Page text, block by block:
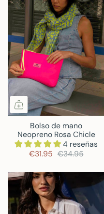
Bolso de mano
Neopreno Rosa Chicle
4 reseñas
€31.95 €34.95